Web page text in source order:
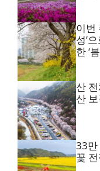
이번
성’
한 ‘
산
산
33만
꽃